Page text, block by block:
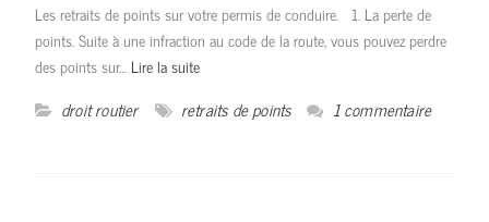
Les retraits de points sur votre permis de conduire. 1. La perte de
points. Suite à une infraction au code de la route, vous pouvez perdre
des points sur… Lire la suite
droit routier retraits de points 1 commentaire